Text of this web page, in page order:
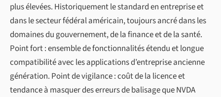
plus élevées. Historiquement le standard en entreprise et
dans le secteur fédéral américain, toujours ancré dans les
domaines du gouvernement, de la finance et de la santé.
Point fort : ensemble de fonctionnalités étendu et longue
compatibilité avec les applications d’entreprise ancienne
génération. Point de vigilance : coût de la licence et
tendance à masquer des erreurs de balisage que NVDA